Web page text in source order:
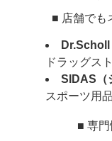
■ 店舗でも
Dr.Scholl
ドラッグス
SIDAS（
スポーツ用
■ 専